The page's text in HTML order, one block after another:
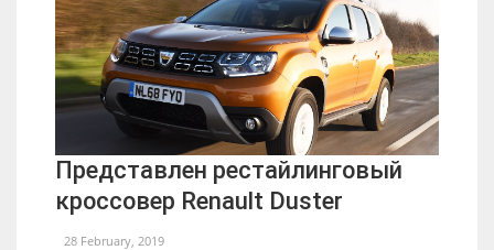
Представлен рестайлинговый
кроссовер Renault Duster
28 February, 2019